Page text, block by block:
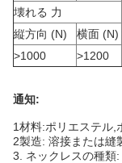
壊れる 力
縦方向 (N)
横面 (N)
>1000
>1200
通知:
1材料:ポリエステル,
2製造: 溶接または縫
3. ネックレスの種類